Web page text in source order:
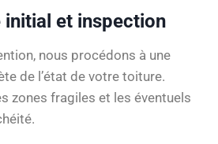
initial et inspection
nous procédons à une
de l’état de votre toiture.
zones fragiles et les éventuels